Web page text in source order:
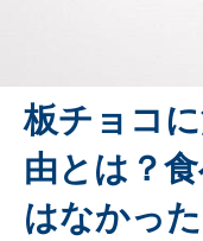
板チョコ
由とは？
はなかった